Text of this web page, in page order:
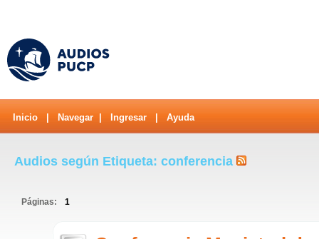
Inicio Navegar Ingresar Ayuda
Audios según Etiqueta: conferencia
Páginas: 1